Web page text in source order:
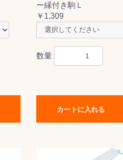
ー縁付き駒Ｌ
￥1,309
数量
カートに入れる